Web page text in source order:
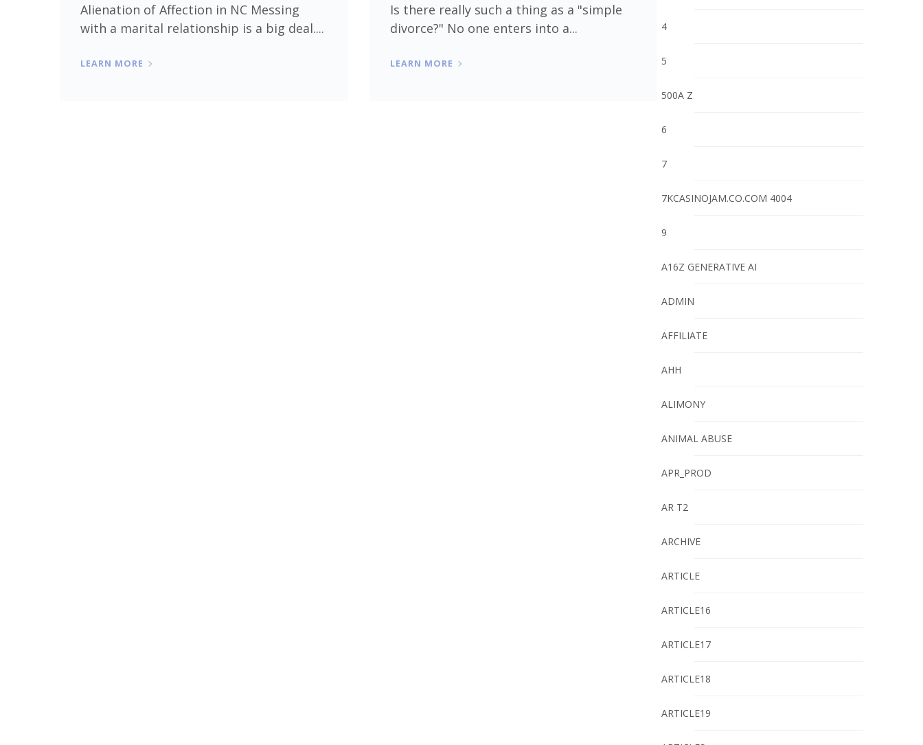
Alienation of Affection in NC Messing
with a marital relationship is a big deal....
LEARN MORE
Is there really such a thing as a "simple
divorce?" No one enters into a...
LEARN MORE
4
5
500A Z
6
7
7KCASINOJAM.CO.COM 4004
9
A16Z GENERATIVE AI
ADMIN
AFFILIATE
AHH
ALIMONY
ANIMAL ABUSE
APR_PROD
AR T2
ARCHIVE
ARTICLE
ARTICLE16
ARTICLE17
ARTICLE18
ARTICLE19